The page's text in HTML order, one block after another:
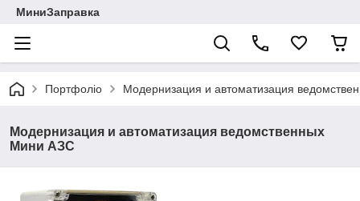
МиниЗаправка
Портфоліо Модернизация и автоматизация
Модернизация и автоматизация ведомственных
Мини АЗС